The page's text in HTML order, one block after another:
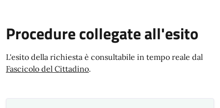
Procedure collegate all'esito
L'esito della richiesta è consultabile in tempo reale dal
Fascicolo del Cittadino.